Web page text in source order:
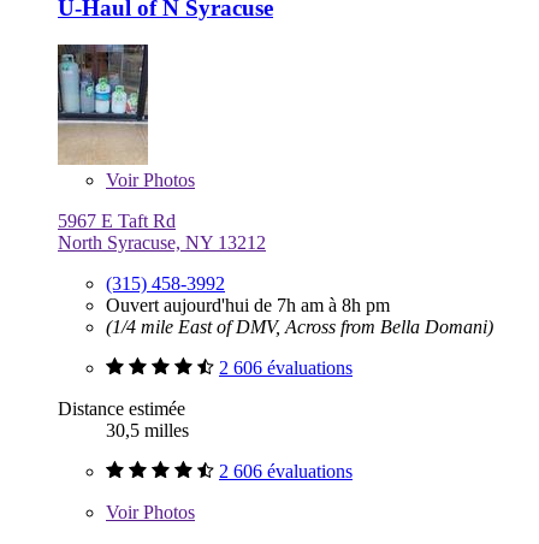
U-Haul of N Syracuse
VoirPhotos
5967 E Taft Rd
North Syracuse, NY 13212
(315) 458-3992
Ouvert aujourd'hui de 7h am à 8h pm
(1/4 mile East of DMV, Across from Bella Domani)
2 606 évaluations
Distance estimée
30,5 milles
2 606 évaluations
VoirPhotos